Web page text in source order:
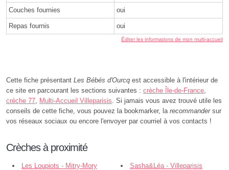
Couches fournies oui
Repas fournis oui
Éditer les informations de mon multi-accueil
Cette fiche présentant Les Bébés d'Ourcq est accessible à l'intérieur de
ce site en parcourant les sections suivantes : crèche Île-de-France
crèche 77 Multi-Accueil Villeparisis . Si jamais vous avez trouvé utile les
conseils de cette fiche, vous pouvez la bookmarker, la recommandersur
vos réseaux sociaux ou encore l'envoyer par courriel à vos contacts !
Crèches à proximité
Les Loupiots - Mitry-Mory
Sasha&Léa - Villeparisis